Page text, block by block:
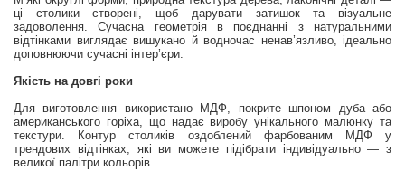
ці столики створені, щоб дарувати затишок та візуальне
задоволення. Сучасна геометрія в поєднанні з натуральними
відтінками виглядає вишукано й водночас ненав’язливо, ідеально
доповнюючи сучасні інтер’єри.
Якість на довгі роки
Для виготовлення використано МДФ, покрите шпоном дуба або
американського горіха, що надає виробу унікального малюнку та
текстури. Контур столиків оздоблений фарбованим МДФ у
трендових відтінках, які ви можете підібрати індивідуально — з
великої палітри кольорів.